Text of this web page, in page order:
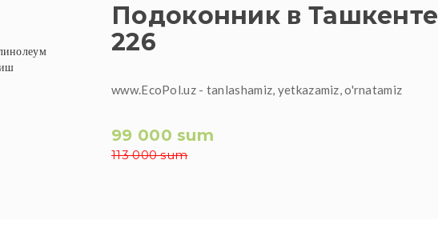
Подоконник в Ташкенте
226
www.EcoPol.uz - tanlashamiz, yetkazamiz, o'rnatamiz
99 000 sum
113 000 sum